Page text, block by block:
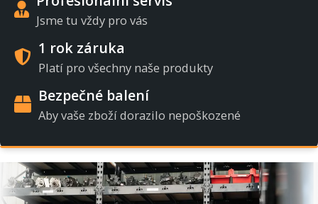
Jsme tu vždy pro vás
1 rok záruka
Platí pro všechny naše produkty
Bezpečné balení
Aby vaše zboží dorazilo nepoškozené